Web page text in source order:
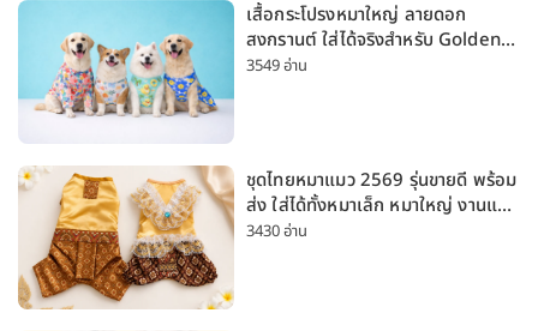
เสื้อกระโปรงหมาใหญ่ ลายดอก
สงกรานต์ ใส่ได้จริงสำหรับ Golden
Husky Labrador [อัปเดต 2026]
3549 อ่าน
ชุดไทยหมาแมว 2569 รุ่นขายดี พร้อม
ส่ง ใส่ได้ทั้งหมาเล็ก หมาใหญ่ งานแต่ง
สงกรานต์ ลอยกระทง
3430 อ่าน